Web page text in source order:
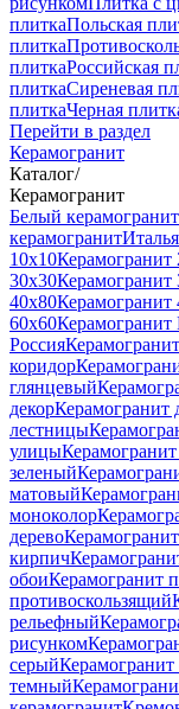
плиткаПольская
плитка
плиткаРоссийская
плиткаСиреневая
плиткаЧерная
Перейти в раздел
Керамогранит
Каталог/
Керамогранит
Белый керамогранит
керамогранит
10x10Керамогранит
30x30Керамогранит
40x80Керамогранит
60x60
Россия
коридор
глянцевый
декорКерамогранит
лестницы
улицы
зеленый
матовый
моноколор
дерево
кирпич
обоиКерамогранит
противоскользящий
рельефный
рисунком
серый
темный